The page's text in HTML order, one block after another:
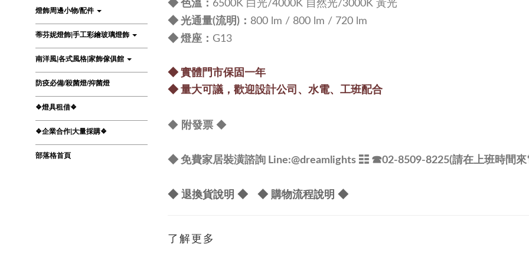
燈飾周邊小物/配件
蒂芬妮燈飾|手工彩繪玻璃燈飾
南洋風|各式風格|家飾傢俱館
防疫必備/殺菌燈/抑菌燈
❖燈具租借❖
❖企業合作|大量採購❖
部落格首頁
◆ 色溫
6500K 白光/4000K 自然光/3000K 黃光
◆ 光通量(流明) ： 800 lm / 800 lm / 720 lm
◆ 燈座 ： G13
◆ 實體門市保固一年
◆ 量大可議， 歡迎設計公司、水電、工班配合
◆ 附發票◆
◆ 免費家居裝潢諮詢 Line:@dreamlights ☷ ☎02-8509-8225(請在上班時間
◆ 退換貨說明 ◆ ◆ 購物流程說明 ◆
了解更多